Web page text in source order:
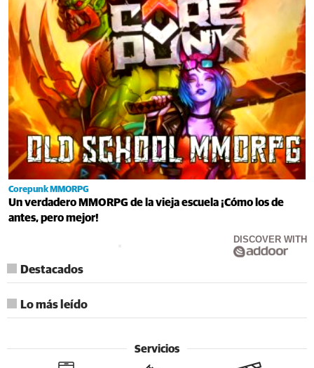
Corepunk MMORPG
Un verdadero MMORPG de la vieja escuela ¡Cómo los de
antes, pero mejor!
DISCOVER WITH
Destacados
Lo más leído
Servicios